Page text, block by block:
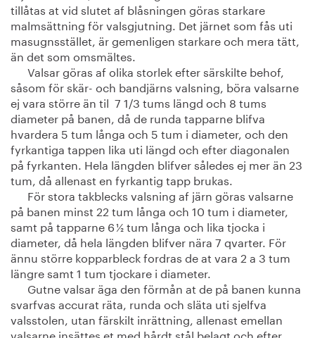
tillåtas at vid slutet af blåsningen göras starkare
malmsättning för valsgjutning. Det järnet som fås uti
masugnsstället, är gemenligen starkare och mera tätt,
än det som omsmältes.
Valsar göras af olika storlek efter särskilte behof,
såsom för skär- och bandjärns valsning, böra valsarne
ej vara större än til 7 1/3 tums längd och 8 tums
diameter på banen, då de runda tapparne blifva
hvardera 5 tum långa och 5 tum i diameter, och den
fyrkantiga tappen lika uti längd och efter diagonalen
på fyrkanten. Hela längden blifver således ej mer än 23
tum, då allenast en fyrkantig tapp brukas.
För stora takblecks valsning af järn göras valsarne
på banen minst 22 tum långa och 10 tum i diameter,
samt på tapparne 6 ½ tum långa och lika tjocka i
diameter, då hela längden blifver nära 7 qvarter. För
ännu större kopparbleck fordras de at vara 2 a 3 tum
längre samt 1 tum tjockare i diameter.
Gutne valsar äga den förmån at de på banen kunna
svarfvas accurat räta, runda och släta uti sjelfva
valsstolen, utan färskilt inrättning, allenast emellan
valsarne insättes et med hårdt stål belagt och efter